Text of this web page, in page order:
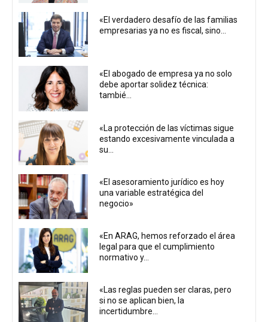
«El verdadero desafío de las familias
empresarias ya no es fiscal, sino...
«El abogado de empresa ya no solo
debe aportar solidez técnica:
tambié...
«La protección de las víctimas sigue
estando excesivamente vinculada a
su...
«El asesoramiento jurídico es hoy
una variable estratégica del
negocio»
«En ARAG, hemos reforzado el área
legal para que el cumplimiento
normativo y...
«Las reglas pueden ser claras, pero
si no se aplican bien, la
incertidumbre...